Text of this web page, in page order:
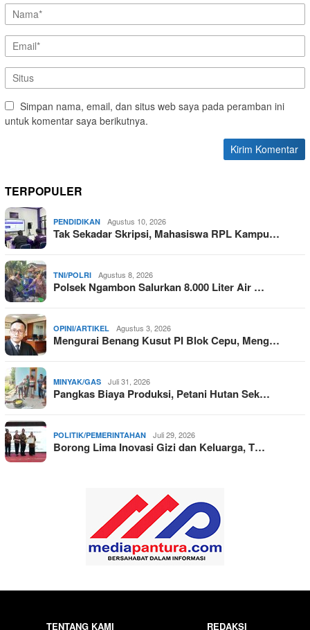
Simpan nama, email, dan situs web saya pada peramban ini
untuk komentar saya berikutnya.
TERPOPULER
PENDIDIKAN Agustus 10, 2026
Tak Sekadar Skripsi, Mahasiswa RPL Kampu…
TNI/POLRI Agustus 8, 2026
Polsek Ngambon Salurkan 8.000 Liter Air …
OPINI/ARTIKEL Agustus 3, 2026
Mengurai Benang Kusut PI Blok Cepu, Meng…
MINYAK/GAS Juli 31, 2026
Pangkas Biaya Produksi, Petani Hutan Sek…
POLITIK/PEMERINTAHAN Juli 29, 2026
Borong Lima Inovasi Gizi dan Keluarga, T…
TENTANG KAMI REDAKSI